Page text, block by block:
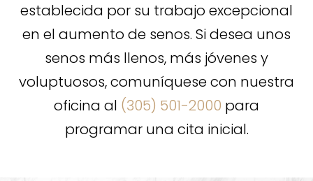
establecida por su trabajo excepcional
en el aumento de senos. Si desea unos
senos más llenos, más jóvenes y
voluptuosos, comuníquese con nuestra
oficina al (305) 501-2000 para
programar una cita inicial.